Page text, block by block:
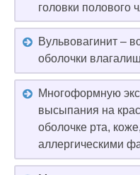
головки полового
Вульвовагинит –
оболочки
Многоформную
высыпания на
оболочке рта,
аллергическими